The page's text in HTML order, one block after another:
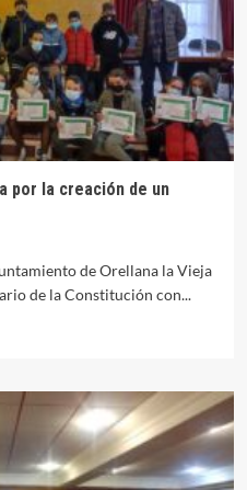
por la creación de un
de Orellana la Vieja
de la Constitución con...